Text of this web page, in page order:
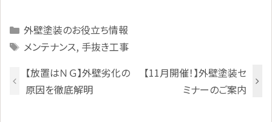
Categories
外壁塗装のお役立ち情報
Tags
メンテナンス, 手抜き工事
【放置はＮＧ】外壁劣化の
原因を徹底解明
【11月開催！】外壁塗装セ
ミナーのご案内